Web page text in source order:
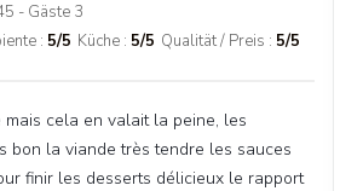
- Gäste 3
: 5/5 Küche : 5/5 Qualität / Preis : 5/5
cela en valait la peine, les
bon la viande très tendre les sauces
finir les desserts délicieux le rapport